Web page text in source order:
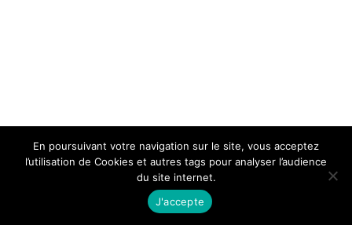
En poursuivant votre navigation sur le site, vous acceptez
l’utilisation de Cookies et autres tags pour analyser l’audience
du site internet.
J'accepte